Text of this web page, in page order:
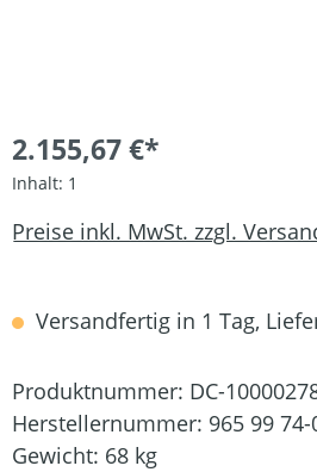
2.155,67 €*
Inhalt: 1
Preise inkl. MwSt. zzgl.
Versandfertig in 1 Tag,
Produktnummer: DC-
Herstellernummer: 965 99 74-
Gewicht: 68 kg